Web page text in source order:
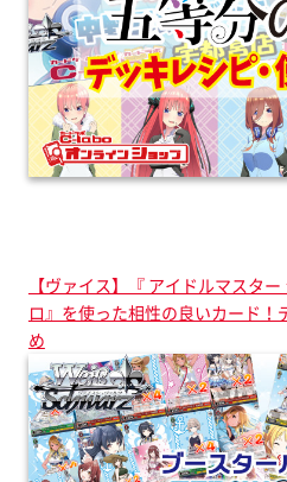
【ヴァイス】『 アイドルマスタ
ロ』を使った相性の良いカード！
め